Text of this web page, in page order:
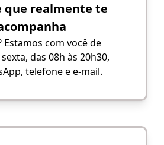
que realmente te
Estamos com você de
das 08h às 20h30,
telefone e e-mail.